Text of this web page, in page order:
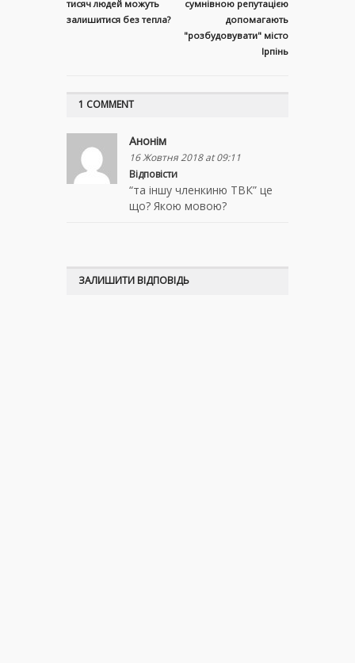
тисяч людей можуть
залишитися без тепла?
сумнівною репутацією
допомагають
"розбудовувати" місто
Ірпінь
1 COMMENT
Анонім
16 Жовтня 2018 at 09:11
Відповісти
“та іншу членкиню ТВК” це
що? Якою мовою?
ЗАЛИШИТИ ВІДПОВІДЬ